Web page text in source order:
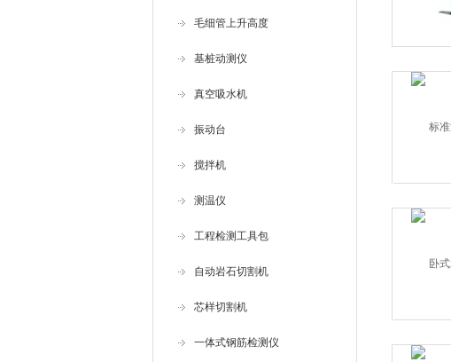
毛细管上升高度
基桩动测仪
真空吸水机
振动台
搅拌机
测温仪
工程检测工具包
自动岩石切割机
芯样切割机
一体式钢筋检测仪